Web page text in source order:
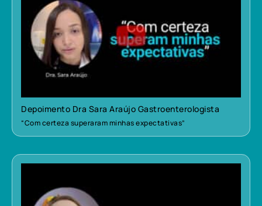
Depoimento Dra Sara Araújo Gastroenterologista
“Com certeza superaram minhas expectativas”